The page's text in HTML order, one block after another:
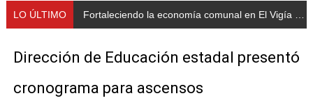
Mincomunas impulsa el autogobierno en Mérida con
Gobernación de Mérida realizó jornada socialista en
Inicia el Plan Cultura Vacacional 2026 en el estado
LO ÚLTIMO Fortaleciendo la economía comunal en El Vigía con microcréditos a emprendedores y p
Dirección de Educación estadal presentó
cronograma para ascensos